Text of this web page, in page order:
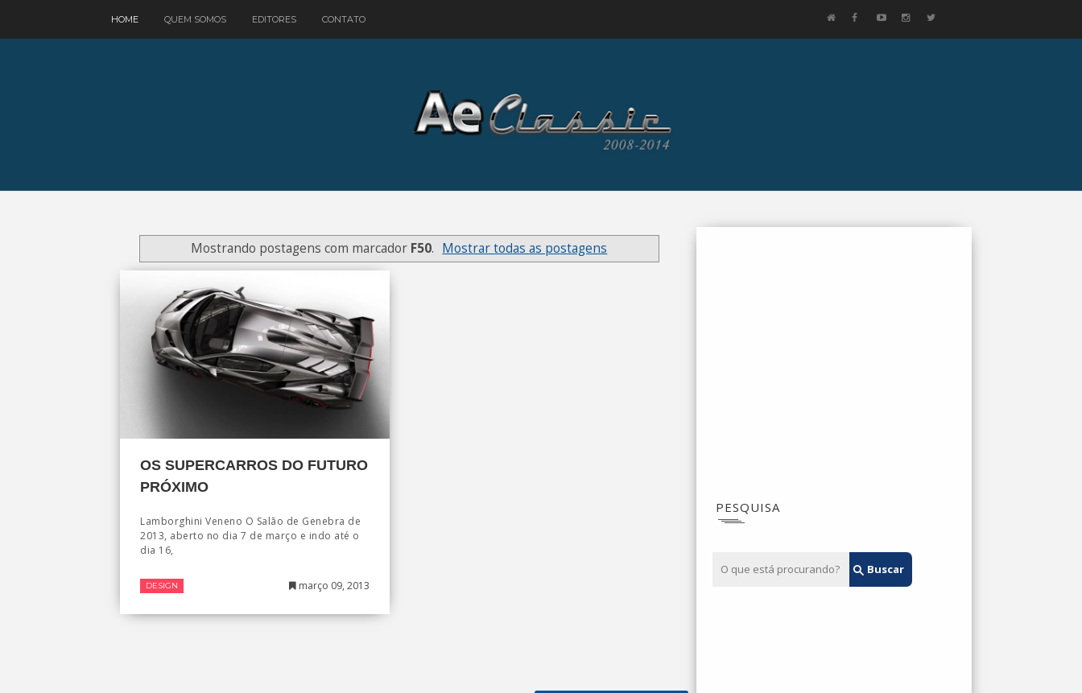
HOME QUEM SOMOS EDITORES CONTATO
Mostrando postagens com marcador F50. Mostrar todas as postagens
OS SUPERCARROS DO FUTURO
PRÓXIMO
Lamborghini Veneno O Salão de Genebra de
2013, aberto no dia 7 de março e indo até o
dia 16,
DESIGN março 09, 2013
PESQUISA